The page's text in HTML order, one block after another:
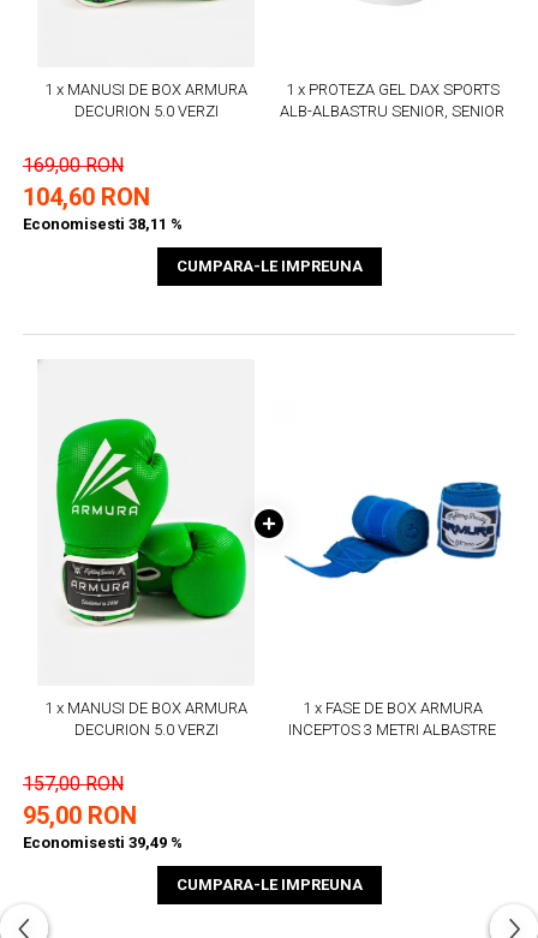
1 x MANUSI DE BOX ARMURA
DECURION 5.0 VERZI
1 x PROTEZA GEL DAX SPORTS
ALB-ALBASTRU SENIOR, SENIOR
169,00 RON
104,60 RON
Economisesti 38,11 %
CUMPARA-LE IMPREUNA
1 x MANUSI DE BOX ARMURA
DECURION 5.0 VERZI
1 x FASE DE BOX ARMURA
INCEPTOS 3 METRI ALBASTRE
157,00 RON
95,00 RON
Economisesti 39,49 %
CUMPARA-LE IMPREUNA